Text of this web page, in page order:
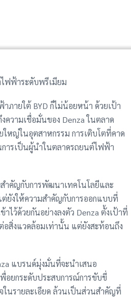
ฟฟ้าระดับพรีเมียม
ภายใต้ BYD ก็ไม่น้อยหน้า ด้วยเป้า
วามเชื่อมั่นของ Denza ในตลาด
หญ่ในอุตสาหกรรม การเติบโตที่คาด
ารเป็นผู้นำในตลาดรถยนต์ไฟฟ้า
ำคัญกับการพัฒนาเทคโนโลยีและ
ยังให้ความสำคัญกับการออกแบบที่
ไว้ด้วยกันอย่างลงตัว Denza ตั้งเป้าที่
สิ่งแวดล้อมเท่านั้น แต่ยังสะท้อนถึง
แบรนด์มุ่งมั่นที่จะนำเสนอ
อยกระดับประสบการณ์การขับขี่
นรายละเอียด ล้วนเป็นส่วนสำคัญที่